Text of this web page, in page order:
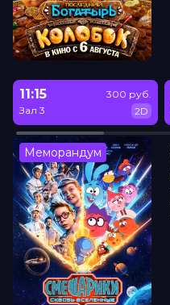
11:15
Зал 3
300 руб.
2D
Меморандум